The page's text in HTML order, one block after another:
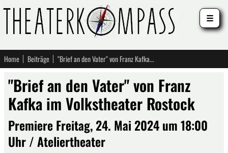
Home Beiträge "Brief an den Vater" von Franz Kafka im Volkstheater Rostock
"Brief an den Vater" von Franz
Kafka im Volkstheater Rostock
Premiere Freitag, 24. Mai 2024 um 18:00
Uhr / Ateliertheater
☰